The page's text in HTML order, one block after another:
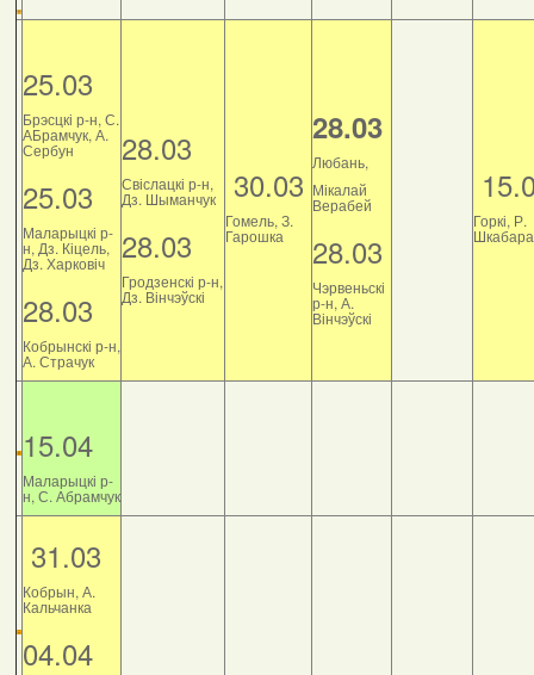
25.03
Брэсцкі р-н, С.
АБрамчук, А.
Сербун
25.03
Маларыцкі р-
н, Дз. Кіцель,
Дз. Харковіч
28.03
Кобрынскі р-н,
А. Страчук
28.03
Свіслацкі р-н,
Дз. Шыманчук
28.03
Гродзенскі р-н,
Дз. Вінчэўскі
30.03
Гомель, З.
Гарошка
28.03
Любань,
Мікалай
Верабей
28.03
Чэрвеньскі
р-н, А.
Вінчэўскі
Горкі, Р.
Шкабара
15.04
Маларыцкі р-
н, С. Абрамчук
31.03
Кобрын, А.
Кальчанка
04.04